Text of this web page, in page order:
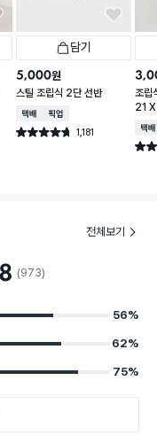
담기
5,000원
스틸 조립식 2단 선반
택배배송매장픽업
별점 4.7점 1,181
건 작성
조립
21
택배
별점
전체보기
(973)
56%
62%
75%